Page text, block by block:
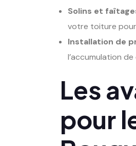
Solins et
votre toiture pour
Installation de
l’accumulation
Les
pour